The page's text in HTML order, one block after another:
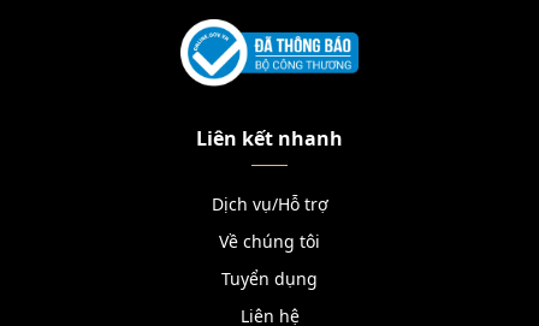
Liên kết nhanh
Dịch vụ/Hỗ trợ
Về chúng tôi
Tuyển dụng
Liên hệ